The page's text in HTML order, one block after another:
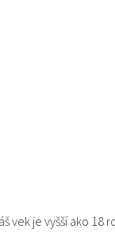
vek je vyšší ako 18